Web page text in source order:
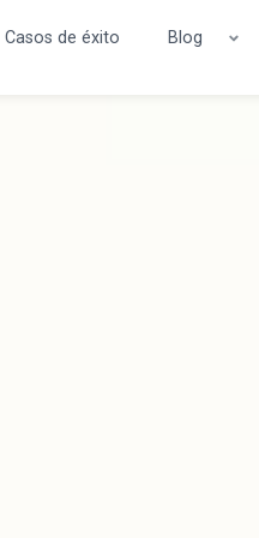
Casos de éxito Blog